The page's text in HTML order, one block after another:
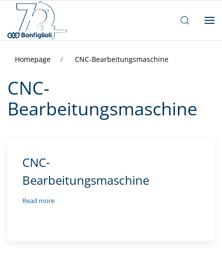
Homepage CNC-Bearbeitungsmaschine
CNC-
Bearbeitungsmaschine
CNC-
Bearbeitungsmaschine
Read more